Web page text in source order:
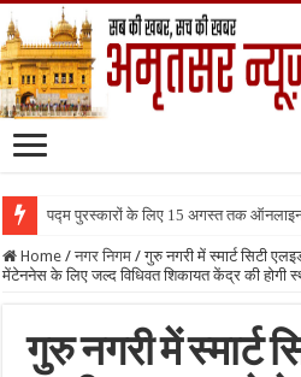
पद्म पुरस्कारों के लिए 15 अगस्त तक
Home / नगर निगम / गुरु नगरी में स्मार्ट सिटी
मेंटेननेस के लिए जल्द विधिवत शिकायत केंद्र की होगी
गुरु नगरी में स्मार्ट